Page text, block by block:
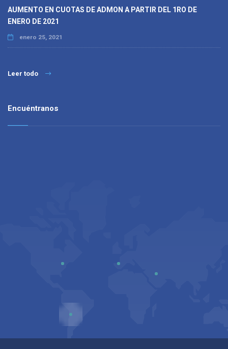
AUMENTO EN CUOTAS DE ADMON A PARTIR DEL 1RO DE
ENERO DE 2021
enero 25, 2021
Leer todo
Encuéntranos